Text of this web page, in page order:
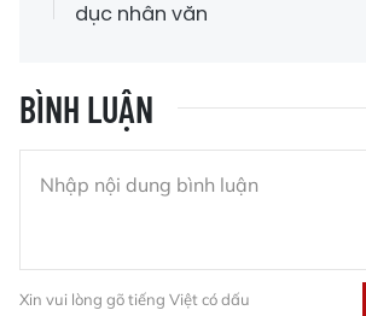
dục nhân văn
BÌNH LUẬN
Xin vui lòng gõ tiếng Việt có dấu